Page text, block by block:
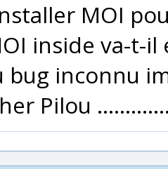
MOI
inside va-t-
bug inconnu
Pilou